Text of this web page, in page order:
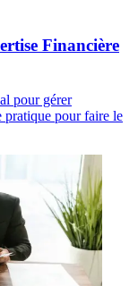
Financière
pour gérer
pratique pour faire le